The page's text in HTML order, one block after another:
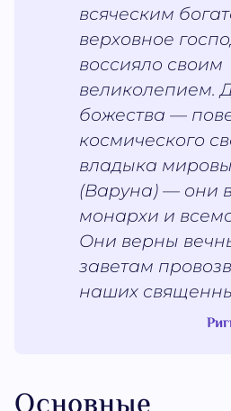
всяческим
верховное
воссияло своим
великолепием.
божества —
космического
владыка
(Варуна) — они
монархи и
Они верны
заветам
наших